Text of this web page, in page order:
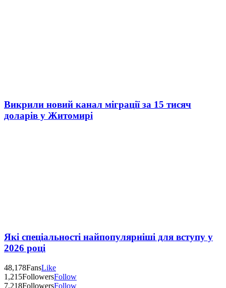
Викрили новий канал міграції за 15 тисяч
доларів у Житомирі
Які спеціальності найпопулярніші для вступу у
2026 році
48,178FansLike
1,215FollowersFollow
7,218FollowersFollow